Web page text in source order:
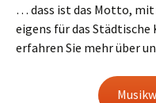
… dass ist das Motto, mit
eigens für das
erfahren Sie mehr über